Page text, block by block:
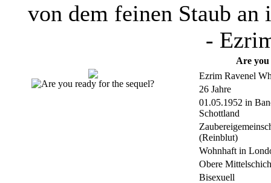
von dem feinen Staub an
-
Are you
Ezrim Ravenel
26 Jahre
01.05.1952 in
Schottland
(Reinblut)
Wohnhaft in
Obere
Bisexuell